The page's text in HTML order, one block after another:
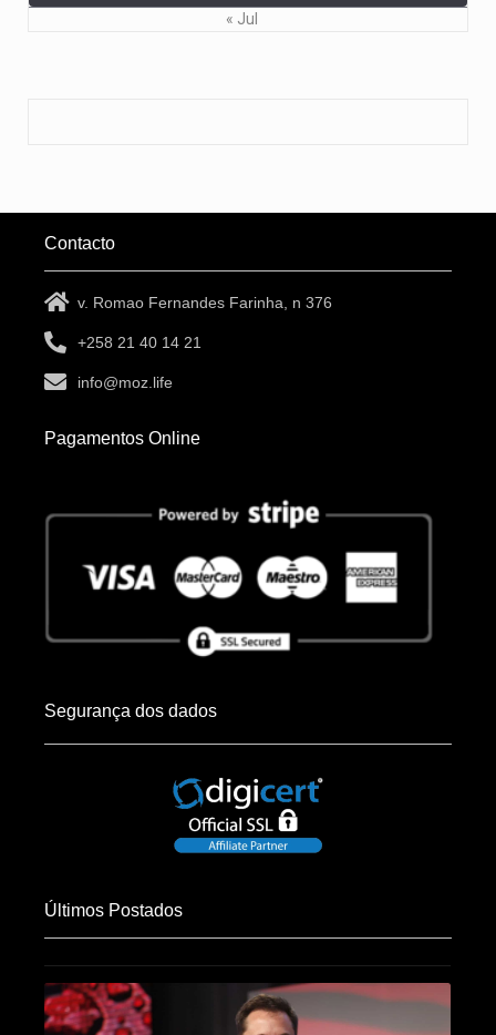
« Jul
Contacto
v. Romao Fernandes Farinha, n 376
+258 21 40 14 21
info@moz.life
Pagamentos Online
Segurança dos dados
Últimos Postados